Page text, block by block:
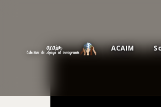
ACAIM